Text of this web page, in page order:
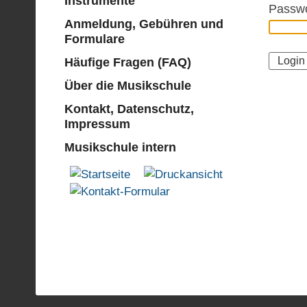
Anmeldung, Gebühren und
Formulare
Häufige Fragen (FAQ)
Über die Musikschule
Kontakt, Datenschutz,
Impressum
Musikschule intern